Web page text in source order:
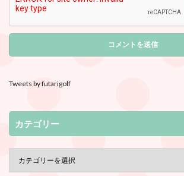
Tweets by futarigolf
カテゴリー